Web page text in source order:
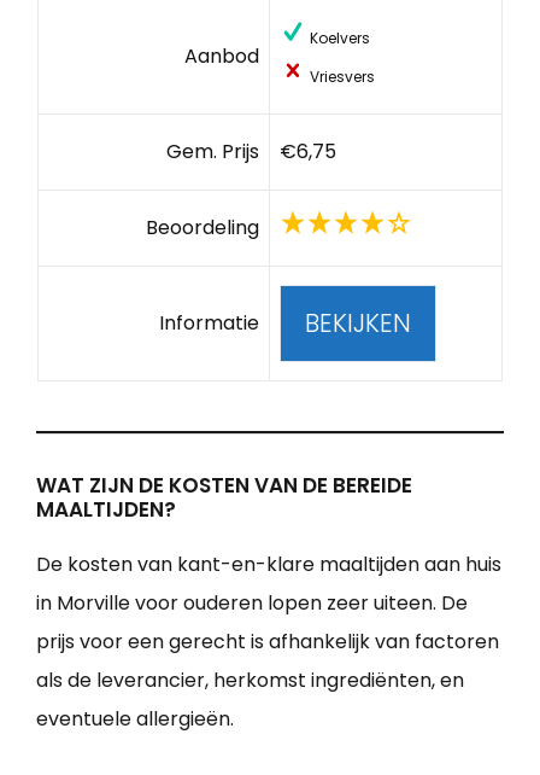
Aanbod
Koelvers
Vriesvers
Gem. Prijs €6,75
Beoordeling
Informatie BEKIJKEN
WAT ZIJN DE KOSTEN VAN DE BEREIDE
MAALTIJDEN?
De kosten van kant-en-klare maaltijden aan huis
in Morville voor ouderen lopen zeer uiteen. De
prijs voor een gerecht is afhankelijk van factoren
als de leverancier, herkomst ingrediënten, en
eventuele allergieën.